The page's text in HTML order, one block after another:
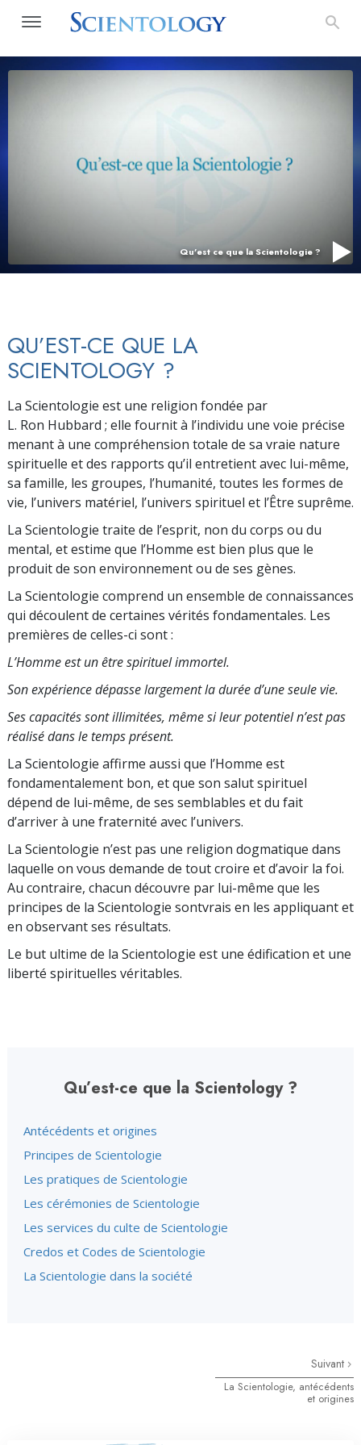
Qu’est ce que la Scientologie ?
QU’EST-CE QUE LA
SCIENTOLOGY ?
La Scientologie est une religion fondée par
L. Ron Hubbard ; elle fournit à l’individu une voie précise
menant à une compréhension totale de sa vraie nature
spirituelle et des rapports qu’il entretient avec lui-même,
sa famille, les groupes, l’humanité, toutes les formes de
vie, l’univers matériel, l’univers spirituel et l’Être suprême.
La Scientologie traite de l’esprit, non du corps ou du
mental, et estime que l’Homme est bien plus que le
produit de son environnement ou de ses gènes.
La Scientologie comprend un ensemble de connaissances
qui découlent de certaines vérités fondamentales. Les
premières de celles-ci sont :
L’Homme est un être spirituel immortel.
Son expérience dépasse largement la durée d’une seule vie.
Ses capacités sont illimitées, même si leur po­tentiel n’est pas
réalisé dans le temps présent.
La Scientologie affirme aussi que l’Homme est
fondamentalement bon, et que son salut spirituel
dépend de lui-même, de ses semblables et du fait
d’arriver à une fraternité avec l’univers.
La Scientologie n’est pas une religion dogmatique dans
laquelle on vous demande de tout croire et d’avoir la foi.
Au contraire, chacun découvre par lui-même que les
principes de la Scientologie sontvrais en les appliquant et
en observant ses résultats.
Le but ultime de la Scientologie est une édification et une
liberté spirituelles véritables.
Qu’est-ce que la Scientology ?
Antécédents et origines
Principes de Scientologie
Les pratiques de Scientologie
Les cérémonies de Scientologie
Les services du culte de Scientologie
Credos et Codes de Scientologie
La Scientologie dans la société
Suivant
La Scientologie, antécédents
et origines